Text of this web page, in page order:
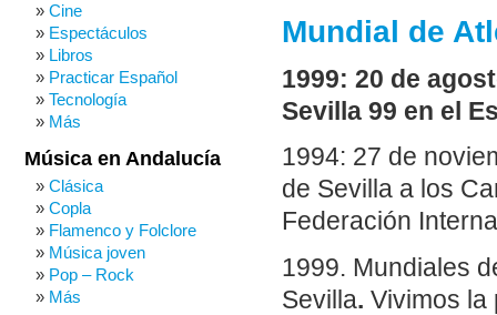
Mundial de
1999: 20 de
Sevilla 99 en el
1994: 27 de
de Sevilla a los
Federación
1999. Mundiales
Sevilla. Vivimos la
Cine
Espectáculos
Libros
Practicar Español
Tecnología
Más
Música en Andalucía
Clásica
Copla
Flamenco y Folclore
Música joven
Pop – Rock
Más